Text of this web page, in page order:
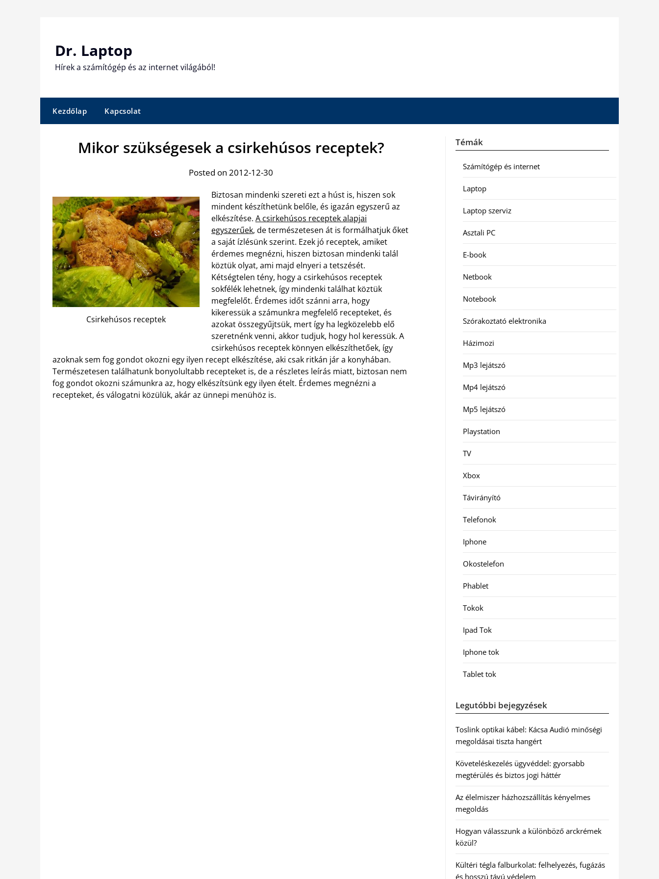
Dr. Laptop
Hírek a számítógép és az internet világából!
Kezdőlap Kapcsolat
Mikor szükségesek a csirkehúsos receptek?
Posted on 2012-12-30
Csirkehúsos receptek
Biztosan mindenki szereti ezt a húst is, hiszen sok
mindent készíthetünk belőle, és igazán egyszerű az
elkészítése. A csirkehúsos receptek alapjai
egyszerűek, de természetesen át is formálhatjuk őket
a saját ízlésünk szerint. Ezek jó receptek, amiket
érdemes megnézni, hiszen biztosan mindenki talál
köztük olyat, ami majd elnyeri a tetszését.
Kétségtelen tény, hogy a csirkehúsos receptek
sokfélék lehetnek, így mindenki találhat köztük
megfelelőt. Érdemes időt szánni arra, hogy
kikeressük a számunkra megfelelő recepteket, és
azokat összegyűjtsük, mert így ha legközelebb elő
szeretnénk venni, akkor tudjuk, hogy hol keressük. A
csirkehúsos receptek könnyen elkészíthetőek, így
azoknak sem fog gondot okozni egy ilyen recept elkészítése, aki csak ritkán jár a konyhában.
Természetesen találhatunk bonyolultabb recepteket is, de a részletes leírás miatt, biztosan nem
fog gondot okozni számunkra az, hogy elkészítsünk egy ilyen ételt. Érdemes megnézni a
recepteket, és válogatni közülük, akár az ünnepi menühöz is.
Témák
Számítógép és internet
Laptop
Laptop szerviz
Asztali PC
E-book
Netbook
Notebook
Szórakoztató elektronika
Házimozi
Mp3 lejátszó
Mp4 lejátszó
Mp5 lejátszó
Playstation
TV
Xbox
Távirányító
Telefonok
Iphone
Okostelefon
Phablet
Tokok
Ipad Tok
Iphone tok
Tablet tok
Legutóbbi bejegyzések
Toslink optikai kábel: Kácsa Audió minőségi
megoldásai tiszta hangért
Követeléskezelés ügyvéddel: gyorsabb
megtérülés és biztos jogi háttér
Az élelmiszer házhozszállítás kényelmes
megoldás
Hogyan válasszunk a különböző arckrémek
közül?
Kültéri tégla falburkolat: felhelyezés, fugázás
és hosszú távú védelem